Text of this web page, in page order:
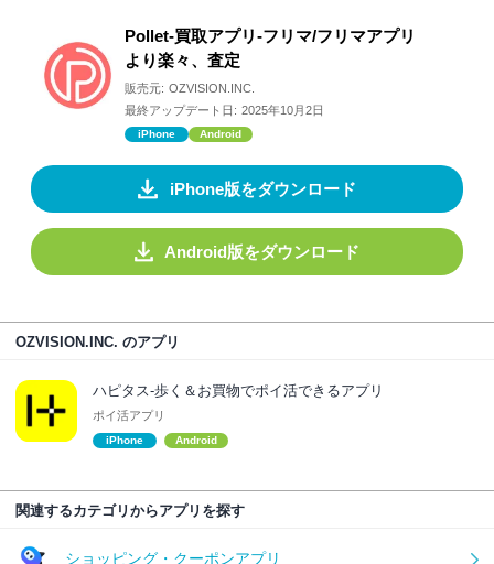
Pollet-買取アプリ-フリマ/フリマアプリ
より楽々、査定
販売元: OZVISION.INC.
最終アップデート日: 2025年10月2日
iPhone Android
iPhone版をダウンロード
Android版をダウンロード
OZVISION.INC. のアプリ
ハピタス-歩く＆お買物でポイ活できるアプリ
ポイ活アプリ
iPhone Android
関連するカテゴリからアプリを探す
ショッピング・クーポンアプリ